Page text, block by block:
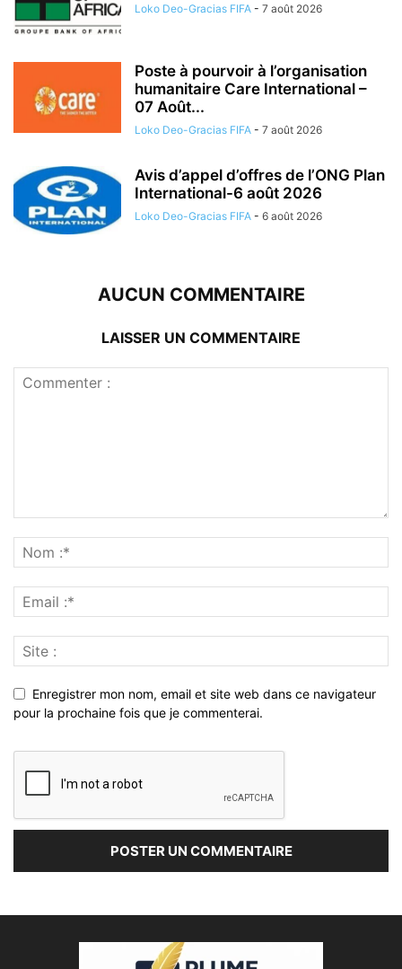
Loko Deo-Gracias FIFA - 7 août 2026
Poste à pourvoir à l’organisation
humanitaire Care International –
07 Août...
Loko Deo-Gracias FIFA - 7 août 2026
Avis d’appel d’offres de l’ONG Plan
International-6 août 2026
Loko Deo-Gracias FIFA - 6 août 2026
AUCUN COMMENTAIRE
LAISSER UN COMMENTAIRE
Enregistrer mon nom, email et site web dans ce navigateur
pour la prochaine fois que je commenterai.